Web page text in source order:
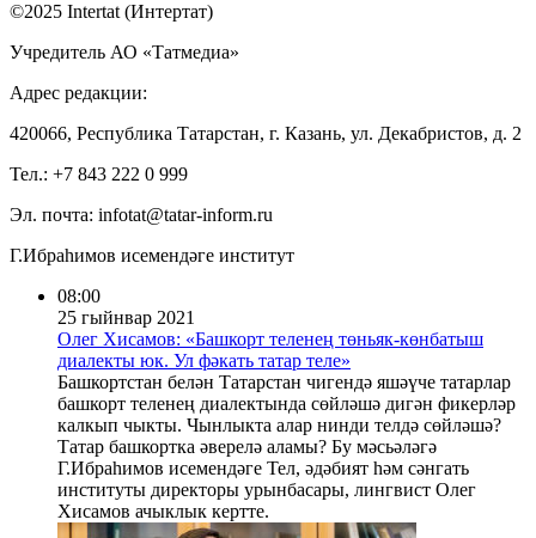
©2025 Intertat (Интертат)
Учредитель АО «Татмедиа»
Адрес редакции:
420066, Республика Татарстан, г. Казань, ул. Декабристов, д. 2
Тел.: +7 843 222 0 999
Эл. почта: infotat@tatar-inform.ru
Г.Ибраһимов исемендәге институт
08:00
25 гыйнвар 2021
Олег Хисамов: «Башкорт теленең төньяк-көнбатыш
диалекты юк. Ул фәкать татар теле»
Башкортстан белән Татарстан чигендә яшәүче татарлар
башкорт теленең диалектында сөйләшә дигән фикерләр
калкып чыкты. Чынлыкта алар нинди телдә сөйләшә?
Татар башкортка әверелә аламы? Бу мәсьәләгә
Г.Ибраһимов исемендәге Тел, әдәбият һәм сәнгать
институты директоры урынбасары, лингвист Олег
Хисамов ачыклык кертте.